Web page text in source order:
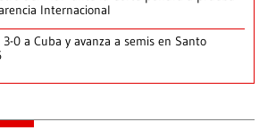
Internacional
0 a Cuba y avanza a semis en Santo